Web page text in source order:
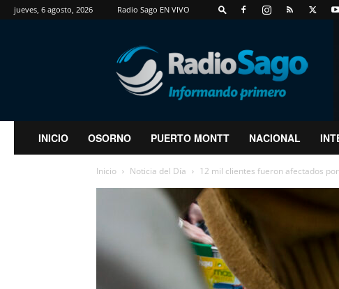
jueves, 6 agosto, 2026 Radio Sago EN VIVO
RadioSago
INICIO OSORNO PUERTO MONTT NACIONAL
Inicio Noticia del Día 12 mil clientes fueron afectados